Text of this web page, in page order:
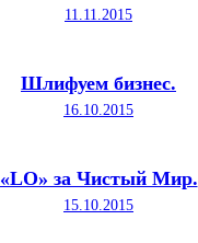
11.11.2015
Шлифуем бизнес.
16.10.2015
«LO» за Чистый Мир.
15.10.2015